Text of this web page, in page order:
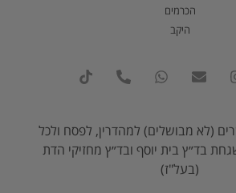
הכרמים
היקב
(לא מבושלים) למהדרין, לפסח ולכל
בד״ץ בית יוסף ובד״ץ מחזיקי הדת
(בעל"ז)